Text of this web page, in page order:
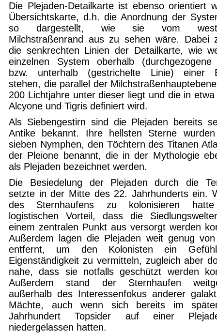
Die Plejaden-Detailkarte ist ebenso orientiert
Übersichtskarte, d.h. die Anordnung der
so dargestellt, wie sie vom
Milchstraßenrand aus zu sehen wäre. Dabei
die senkrechten Linien der Detailkarte, wie
einzelnen System oberhalb (durchgezogene
bzw. unterhalb (gestrichelte Linie) einer
stehen, die parallel der
200 Lichtjahre unter dieser liegt und die in
Alcyone und Tigris definiert wird.
Als Siebengestirn sind die Plejaden bereits
Antike bekannt. Ihre hellsten Sterne
sieben Nymphen, den Töchtern des Titanen
der Pleione benannt, die in der Mythologie
als Plejaden bezeichnet werden.
Die Besiedelung der Plejaden durch die
setzte in der Mitte des 22. Jahrhunderts ein.
des Sternhaufens zu kolonisieren
logistischen Vorteil, dass die
einem zentralen Punkt aus versorgt werden
Außerdem lagen die Plejaden weit genug
entfernt, um den Kolonisten ein
Eigenständigkeit zu vermitteln, zugleich aber
nahe, dass sie notfalls geschützt werden
Außerdem stand der Sternhaufen
außerhalb des Interessenfokus anderer
Mächte, auch wenn sich bereits im
Jahrhundert Topsider auf einer
niedergelassen hatten.